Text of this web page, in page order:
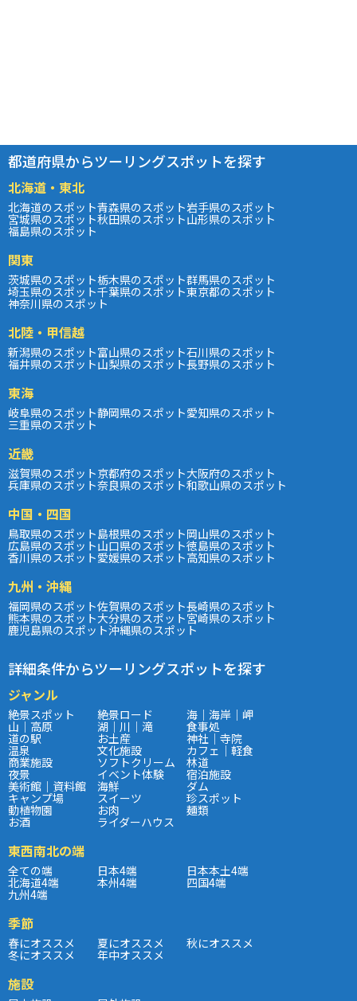
都道府県からツーリングスポットを探す
北海道・東北
北海道のスポット青森県のスポット岩手県のスポット
宮城県のスポット秋田県のスポット山形県のスポット
福島県のスポット
関東
茨城県のスポット栃木県のスポット群馬県のスポット
埼玉県のスポット千葉県のスポット東京都のスポット
神奈川県のスポット
北陸・甲信越
新潟県のスポット富山県のスポット石川県のスポット
福井県のスポット山梨県のスポット長野県のスポット
東海
岐阜県のスポット静岡県のスポット愛知県のスポット
三重県のスポット
近畿
滋賀県のスポット京都府のスポット大阪府のスポット
兵庫県のスポット奈良県のスポット和歌山県のスポット
中国・四国
鳥取県のスポット島根県のスポット岡山県のスポット
広島県のスポット山口県のスポット徳島県のスポット
香川県のスポット愛媛県のスポット高知県のスポット
九州・沖縄
福岡県のスポット佐賀県のスポット長崎県のスポット
熊本県のスポット大分県のスポット宮崎県のスポット
鹿児島県のスポット沖縄県のスポット
詳細条件からツーリングスポットを探す
ジャンル
絶景スポット 絶景ロード 海｜海岸｜岬
山｜高原 湖｜川｜滝 食事処
道の駅 お土産 神社｜寺院
温泉 文化施設 カフェ｜軽食
商業施設 ソフトクリーム 林道
夜景 イベント体験 宿泊施設
美術館｜資料館 海鮮 ダム
キャンプ場 スイーツ 珍スポット
動植物園 お肉 麺類
お酒 ライダーハウス
東西南北の端
全ての端 日本4端 日本本土4端
北海道4端 本州4端 四国4端
九州4端
季節
春にオススメ 夏にオススメ 秋にオススメ
冬にオススメ 年中オススメ
施設